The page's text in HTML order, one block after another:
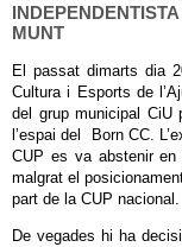
MUNT
El passat dimarts dia
Cultura i Esports de
del grup municipal CiU
l’espai del Born CC.
CUP es va abstenir
malgrat el
part de la CUP nacional.
De vegades hi ha